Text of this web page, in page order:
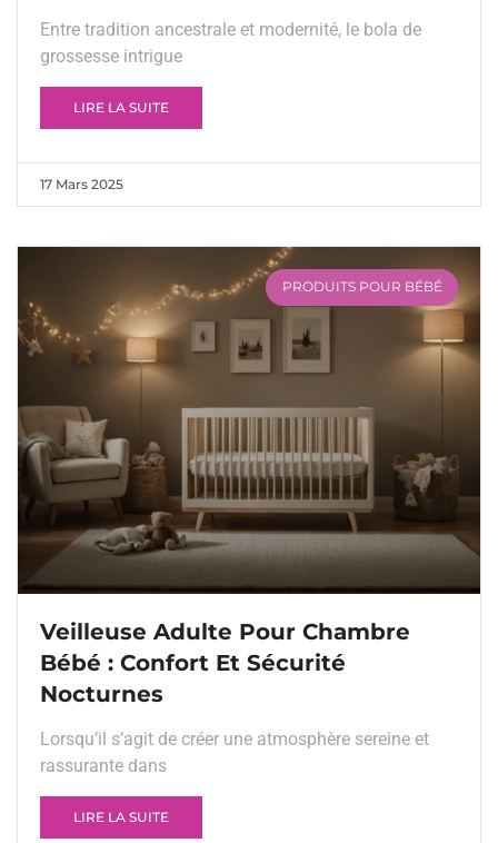
Entre tradition ancestrale et modernité, le bola de
grossesse intrigue
LIRE LA SUITE
17 Mars 2025
PRODUITS POUR BÉBÉ
Veilleuse Adulte Pour Chambre
Bébé : Confort Et Sécurité
Nocturnes
Lorsqu’il s’agit de créer une atmosphère sereine et
rassurante dans
LIRE LA SUITE